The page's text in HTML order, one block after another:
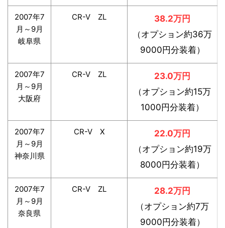
2007年7
月～9月
岐阜県
CR-V ZL
38.2万円
（オプション約36万
9000円分装着）
2007年7
月～9月
大阪府
CR-V ZL
23.0万円
（オプション約15万
1000円分装着）
2007年7
月～9月
神奈川県
CR-V X
22.0万円
（オプション約19万
8000円分装着）
2007年7
月～9月
奈良県
CR-V ZL
28.2万円
（オプション約7万
9000円分装着）